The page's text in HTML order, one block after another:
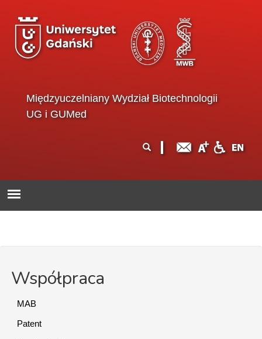
Międzyuczelniany Wydział Biotechnologii
UG i GUMed
wyszukiwania
Współpraca
MAB
Patent